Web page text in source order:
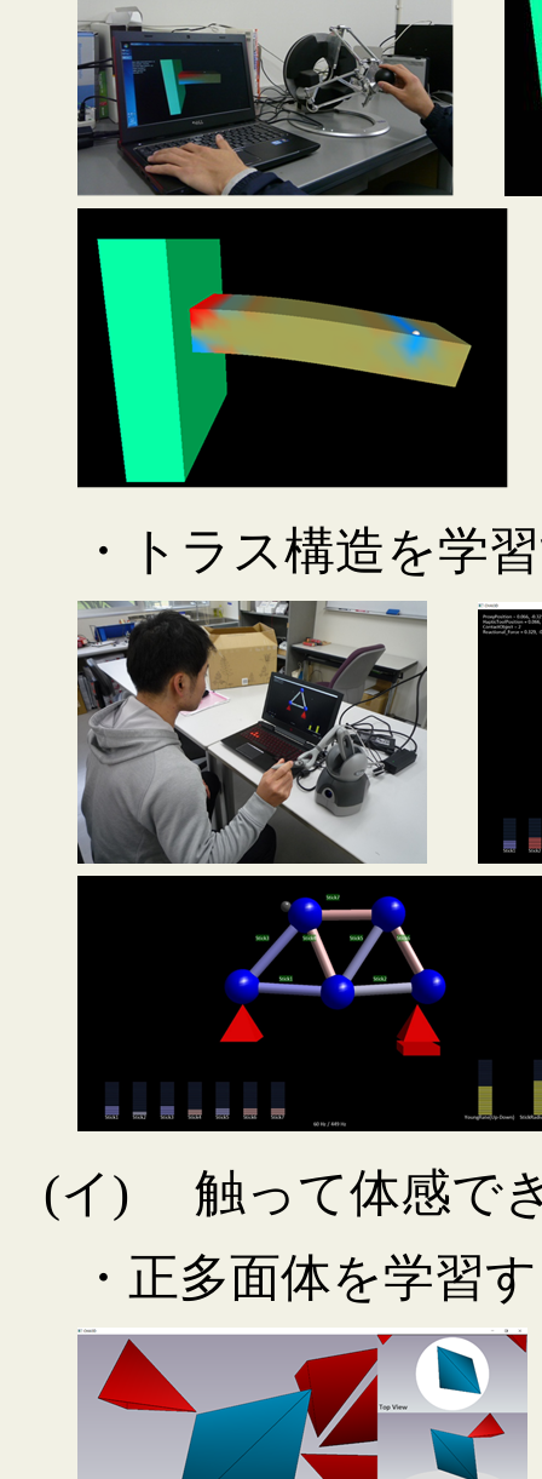
・トラス構造を学
(イ)
触って体感で
・正多面体を学習